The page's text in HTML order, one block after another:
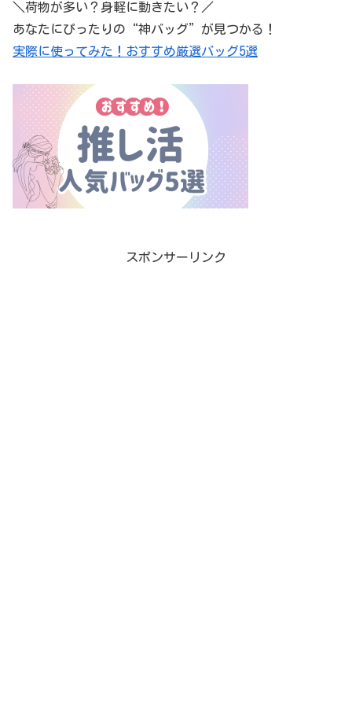
＼荷物が多い？身軽に動きたい？／
あなたにぴったりの“神バッグ”が見つかる！
実際に使ってみた！おすすめ厳選バッグ5選
スポンサーリンク